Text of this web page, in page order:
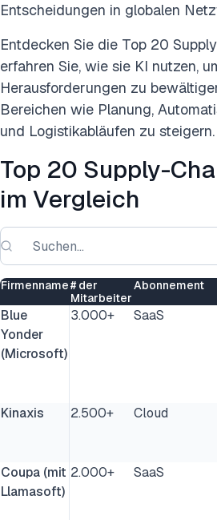
Entscheidungen in globalen
Entdecken Sie die Top 20
erfahren Sie, wie sie KI nutzen,
Herausforderungen zu
Bereichen wie Planung,
und Logistikabläufen zu steigern.
Top 20 Supply-
im Vergleich
Firmenname# der
Mitarbeiter
Abonnement
Blue
Yonder
(Microsoft)
3.000+ SaaS
Kinaxis
2.500+ Cloud
Coupa (mit
Llamasoft)
2.000+ SaaS